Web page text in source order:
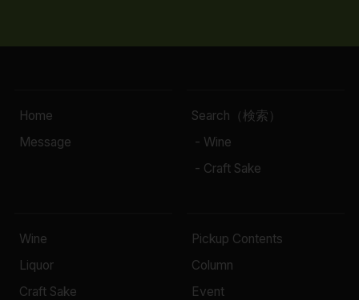
Home
Message
Search（検索）
- Wine
- Craft Sake
Wine
Liquor
Craft Sake
Pickup Contents
Column
Event